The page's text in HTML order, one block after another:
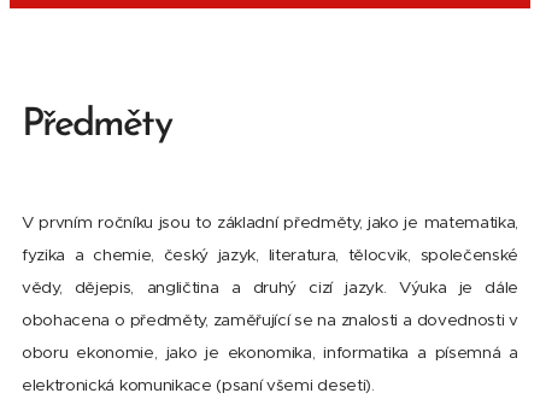
Předměty
V prvním ročníku jsou to základní předměty, jako je matematika,
fyzika a chemie, český jazyk, literatura, tělocvik, společenské
vědy, dějepis, angličtina a druhý cizí jazyk. Výuka je dále
obohacena o předměty, zaměřující se na znalosti a dovednosti v
oboru ekonomie, jako je ekonomika, informatika a písemná a
elektronická komunikace (psaní všemi deseti).